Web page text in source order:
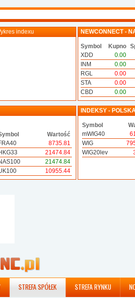
NEWCONNECT -
Symbol Kupno
XDD
0.00
INM
0.00
RGL
0.00
STA
0.00
CBD
0.00
Wartość
8735.81
21474.84
21474.84
10955.44
INDEKSY -
Symbol
mWIG40
WIG
WIG20lev
STREFA SPÓŁEK STREFA RYNKU